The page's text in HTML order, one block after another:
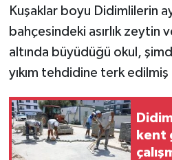
Kuşaklar boyu Didimlilerin
bahçesindeki asırlık zeytin
altında büyüdüğü okul,
yıkım tehdidine terk
kent